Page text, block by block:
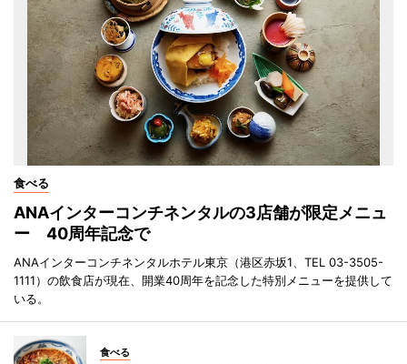
食べる
ANAインターコンチネンタルの3店舗が限定メニュ
ー 40周年記念で
ANAインターコンチネンタルホテル東京（港区赤坂1、TEL 03-3505-
1111）の飲食店が現在、開業40周年を記念した特別メニューを提供して
いる。
食べる